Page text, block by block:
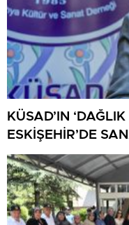
KÜSAD’IN ‘DAĞLIK
ESKİŞEHİR’DE
BULUŞUYOR